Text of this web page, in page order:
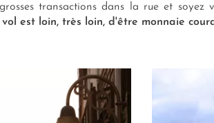
transactions dans la rue et
est loin, très loin, d'être monnaie